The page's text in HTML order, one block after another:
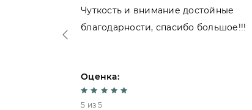
Чуткость и внимание достойные
благодарности, спасибо большое!!!
Оценка:
5 из 5